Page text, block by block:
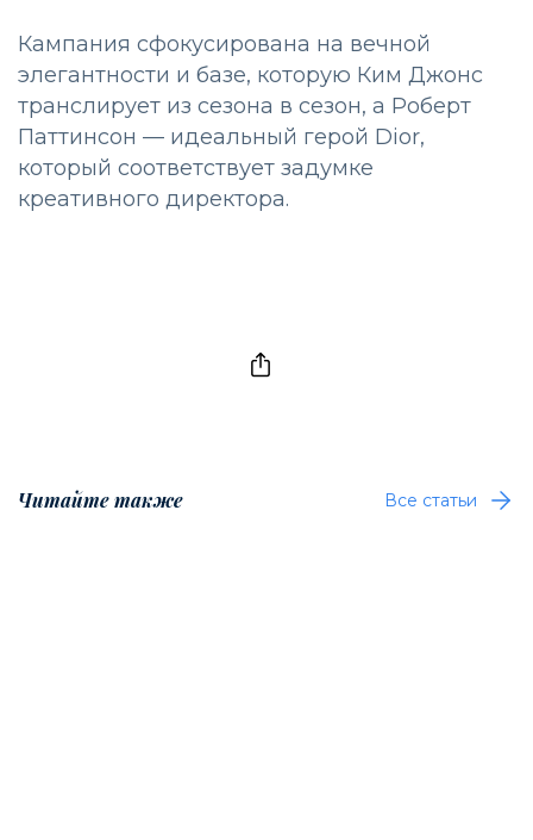
Кампания сфокусирована на вечной
элегантности и базе, которую Ким Джонс
транслирует из сезона в сезон, а Роберт
Паттинсон — идеальный герой Dior,
который соответствует задумке
креативного директора.
Читайте также Все статьи